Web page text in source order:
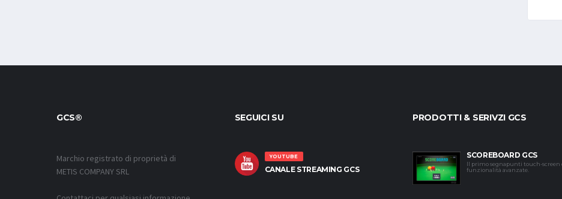
GCS®
Marchio registrato di proprietà di
METIS COMPANY SRL
SEGUICI SU
YOUTUBE
CANALE STREAMING GCS
PRODOTTI & SERIVZI GCS
SCOREBOARD GCS
Il primo segnapunti touch-screen
funzionalità avanzate.